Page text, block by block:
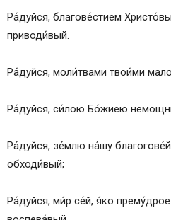
Ра́дуйся, благове́стием
приводи́вый.
Ра́дуйся, моли́твами твои́ми
Ра́дуйся, си́лою Бо́жиею
Ра́дуйся, зе́млю на́шу
обходи́вый;
Ра́дуйся, ми́р се́й, я́ко